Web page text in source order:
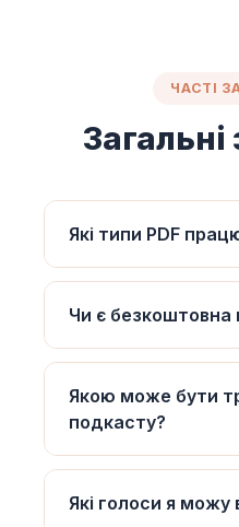
ЧАСТІ
Які типи PDF
Чи є безкоштовна
Якою може бути
подкасту?
Які голоси я можу